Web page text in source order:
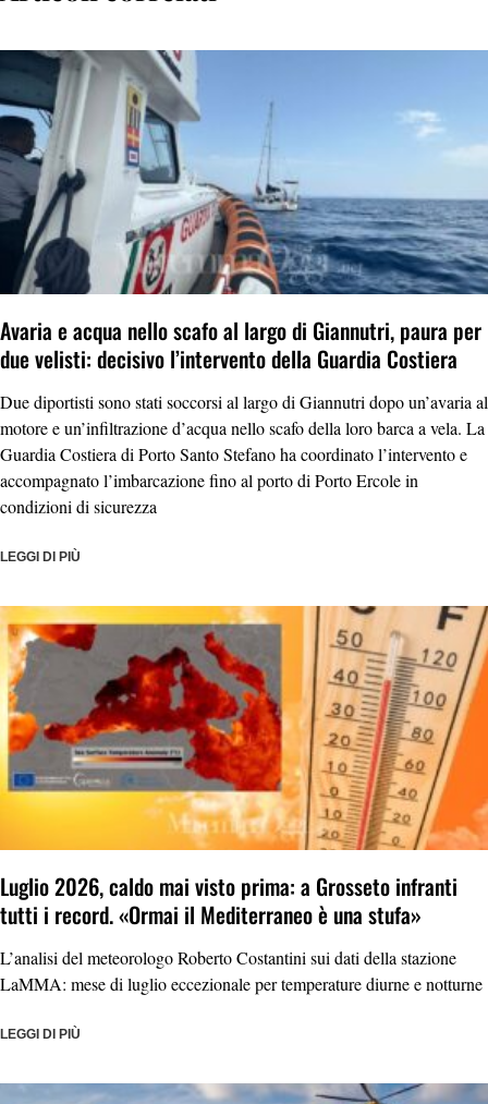
Avaria e acqua nello scafo al largo di Giannutri, paura per
due velisti: decisivo l’intervento della Guardia Costiera
Due diportisti sono stati soccorsi al largo di Giannutri dopo un’avaria al
motore e un’infiltrazione d’acqua nello scafo della loro barca a vela. La
Guardia Costiera di Porto Santo Stefano ha coordinato l’intervento e
accompagnato l’imbarcazione fino al porto di Porto Ercole in
condizioni di sicurezza
LEGGI DI PIÙ
Luglio 2026, caldo mai visto prima: a Grosseto infranti
tutti i record. «Ormai il Mediterraneo è una stufa»
L’analisi del meteorologo Roberto Costantini sui dati della stazione
LaMMA: mese di luglio eccezionale per temperature diurne e notturne
LEGGI DI PIÙ